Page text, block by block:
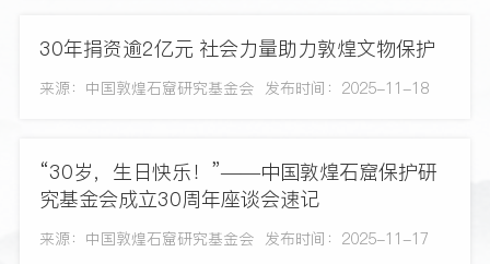
30年捐资逾2亿元 社会力量助力敦煌文物保护
来源：中国敦煌石窟研究基金会 发布时间：2025-11-18
“30岁，生日快乐！”——中国敦煌石窟保护研
究基金会成立30周年座谈会速记
来源：中国敦煌石窟研究基金会 发布时间：2025-11-17